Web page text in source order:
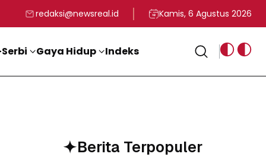
ke-81 Kemerdekaan RI
Kadin Apresiasi Kepemimpinan Presiden Prabowo yang
Staf Khusus Menag RI
redaksi@newsreal.id Kamis, 6 Agustus 2026
Gaya Hidup Indeks
Berita Terpopuler